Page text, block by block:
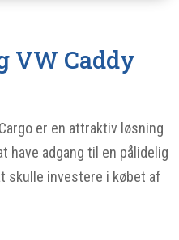
VW Caddy
er en attraktiv løsning
have adgang til en pålidelig
skulle investere i købet af